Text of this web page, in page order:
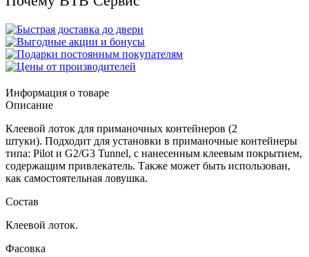
Информация о товаре
Описание
Клеевой лоток для приманочных контейнеров (2
штуки). Подходит для установки в приманочные контейнеры
типа: Pilot и G2/G3 Tunnel, c нанесенным клеевым покрытием,
содержащим привлекатель. Также может быть использован,
как самостоятельная ловушка.
Состав
Клеевой лоток.
Фасовка